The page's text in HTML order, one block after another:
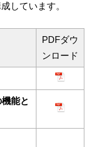
しています。
PDFダウ
ンロード
能と